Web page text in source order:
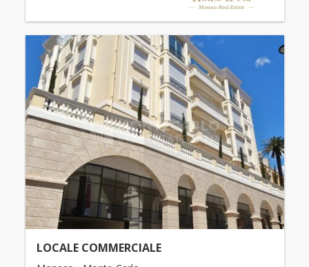
LOCALE COMMERCIALE